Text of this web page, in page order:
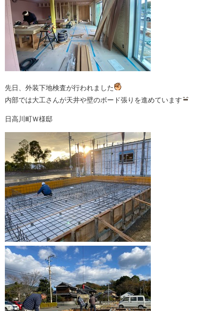
先日、外装下地検査が行われました
内部では大工さんが天井や壁のボード張りを進めています
日高川町Ｗ様邸